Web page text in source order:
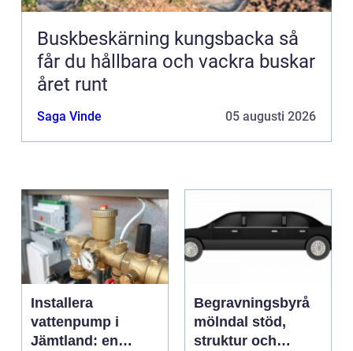
Buskbeskärning kungsbacka så
får du hållbara och vackra buskar
året runt
Saga Vinde 05 augusti 2026
Installera
vattenpump i
Jämtland: en
Begravningsbyrå
mölndal stöd,
struktur och